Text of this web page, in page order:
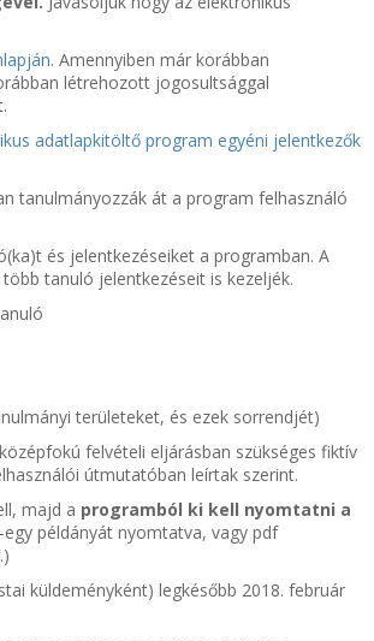
. Amennyiben már korábban
létrehozott jogosultsággal
adatlapkitöltő program egyéni jelentkezők
tanulmányozzák át a program felhasználó
és jelentkezéseiket a programban. A
tanuló jelentkezéseit is kezeljék.
területeket, és ezek sorrendjét)
felvételi eljárásban szükséges fiktív
útmutatóban leírtak szerint.
majd a programból ki kell nyomtatni a
példányát nyomtatva, vagy pdf
küldeményként) legkésőbb 2018. február